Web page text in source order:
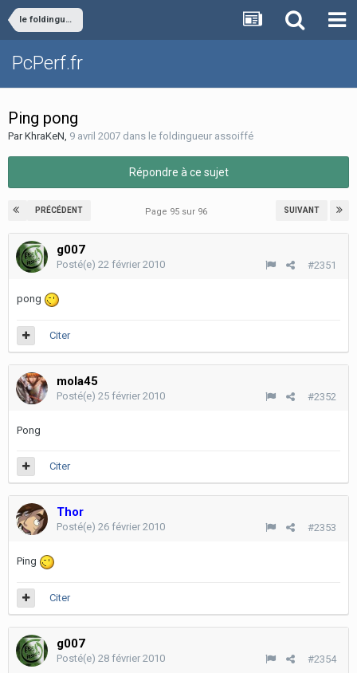
le foldingueur assoiffé
PcPerf.fr
Ping pong
ParKhraKeN, 9 avril 2007 dans le foldingueur assoiffé
Répondre à ce sujet
PRÉCÉDENT SUIVANT
Page 95 sur 96
g007
#2351
Posté(e) 22 février 2010
pong
Citer
mola45
#2352
Posté(e) 25 février 2010
Pong
Citer
Thor
#2353
Posté(e) 26 février 2010
Ping
Citer
g007
#2354
Posté(e) 28 février 2010